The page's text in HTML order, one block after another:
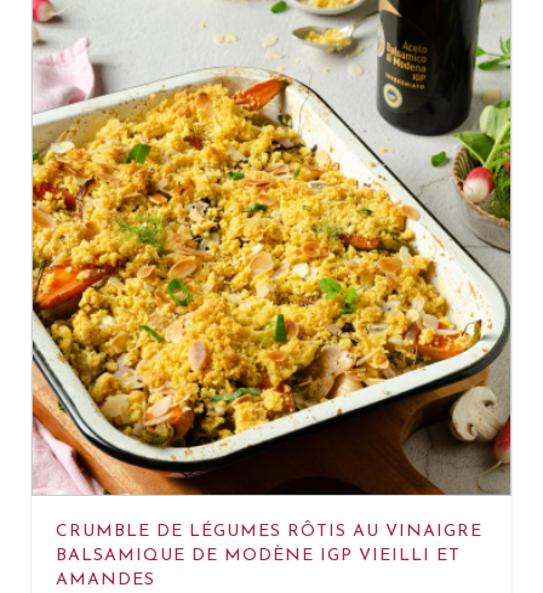
CRUMBLE DE LÉGUMES RÔTIS AU VINAIGRE
BALSAMIQUE DE MODÈNE IGP VIEILLI ET
AMANDES